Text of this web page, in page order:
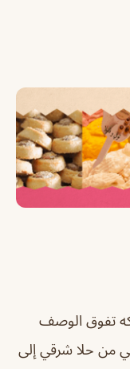
تفوق الوصف
من حلا شرقي إلى